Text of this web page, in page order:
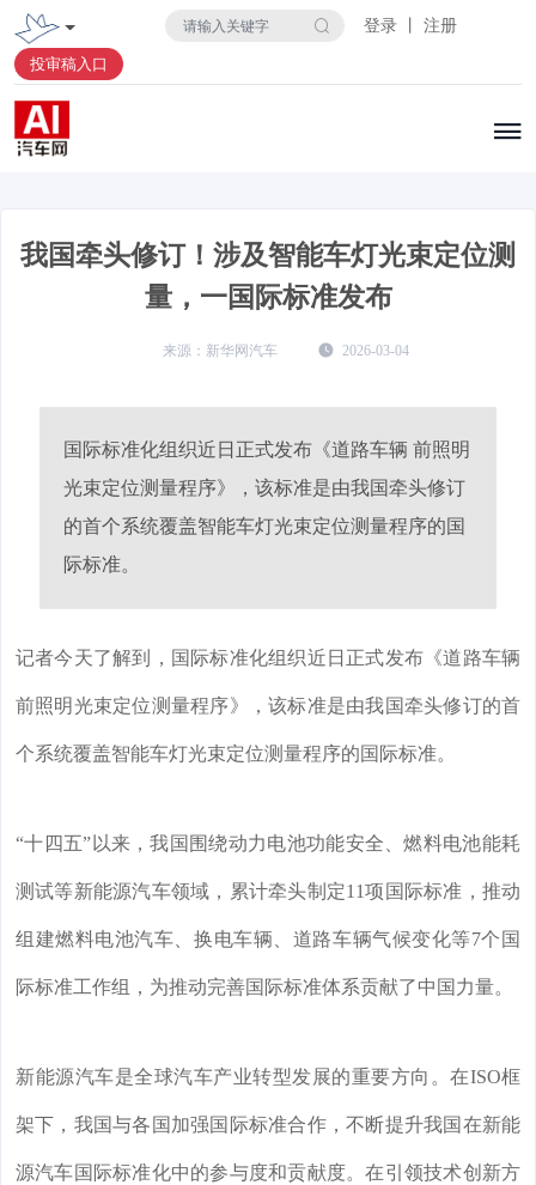
登录 丨 注册
投审稿入口
我国牵头修订！涉及智能车灯光束定位测
量，一国际标准发布
新华网汽车 2026-03-04
国际标准化组织近日正式发布《道路车辆 前照明
光束定位测量程序》，该标准是由我国牵头修订
的首个系统覆盖智能车灯光束定位测量程序的国
际标准。
记者今天了解到，国际标准化组织近日正式发布《道路车辆
前照明光束定位测量程序》，该标准是由我国牵头修订的首
个系统覆盖智能车灯光束定位测量程序的国际标准。
“十四五”以来，我国围绕动力电池功能安全、燃料电池能耗
测试等新能源汽车领域，累计牵头制定11项国际标准，推动
组建燃料电池汽车、换电车辆、道路车辆气候变化等7个国
际标准工作组，为推动完善国际标准体系贡献了中国力量。
新能源汽车是全球汽车产业转型发展的重要方向。在ISO框
架下，我国与各国加强国际标准合作，不断提升我国在新能
源汽车国际标准化中的参与度和贡献度。在引领技术创新方